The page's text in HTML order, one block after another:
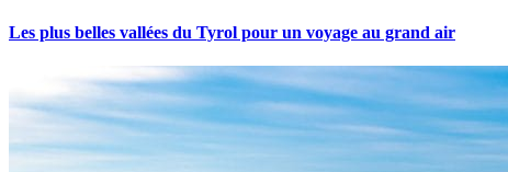
Les plus belles vallées du Tyrol pour un voyage au grand air